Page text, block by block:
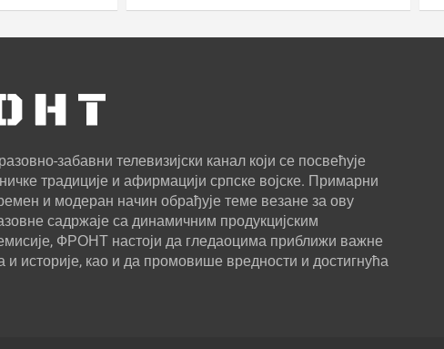
забавни телевизијски канал који се посвећује
традиције и афирмацији српске војске. Примарни
и модеран начин обрађује теме везане за ову
садржаје са динамичним продукцијским
ФРОНТ настоји да гледаоцима приближи важне
и историје, као и да промовише вредности и достигнућа